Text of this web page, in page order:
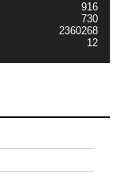
916
730
2360268
12